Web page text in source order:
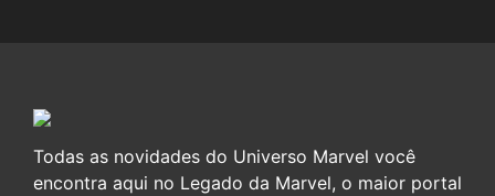
Todas as novidades do Universo Marvel você
encontra aqui no Legado da Marvel, o maior portal